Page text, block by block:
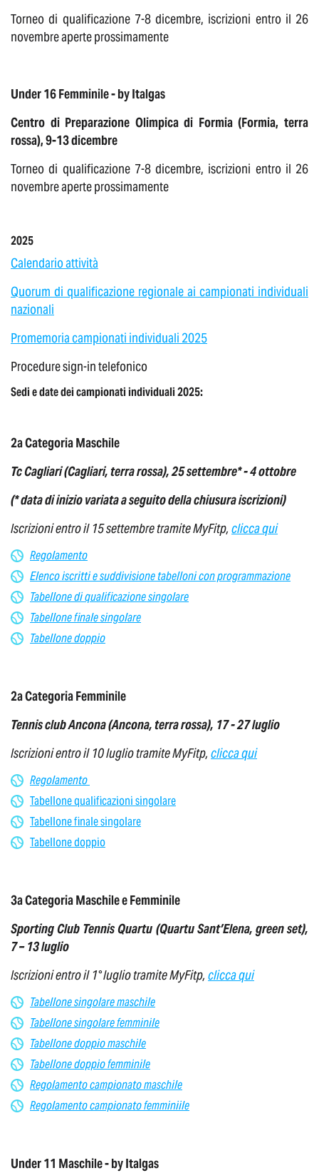
Torneo di qualificazione 7-8 dicembre, iscrizioni entro il 26
novembre aperte prossimamente
Under 16 Femminile - by Italgas
Centro di Preparazione Olimpica di Formia (Formia, terra
rossa), 9-13 dicembre
Torneo di qualificazione 7-8 dicembre, iscrizioni entro il 26
novembre aperte prossimamente
2025
Calendario attività
Quorum di qualificazione regionale ai campionati individuali
nazionali
Promemoria campionati individuali 2025
Procedure sign-in telefonico
Sedi e date dei campionati individuali 2025:
2a Categoria Maschile
Tc Cagliari (Cagliari, terra rossa), 25 settembre* - 4 ottobre
(* data di inizio variata a seguito della chiusura iscrizioni)
Iscrizioni entro il 15 settembre tramite MyFitp, clicca qui
Regolamento
Elenco iscritti e suddivisione tabelloni con programmazione
Tabellone di qualificazione singolare
Tabellone finale singolare
Tabellone doppio
2a Categoria Femminile
Tennis club Ancona (Ancona, terra rossa), 17 - 27 luglio
Iscrizioni entro il 10 luglio tramite MyFitp, clicca qui
Regolamento
Tabellone qualificazioni singolare
Tabellone finale singolare
Tabellone doppio
3a Categoria Maschile e Femminile
Sporting Club Tennis Quartu (Quartu Sant’Elena, green set),
7 – 13 luglio
Iscrizioni entro il 1° luglio tramite MyFitp, clicca qui
Tabellone singolare maschile
Tabellone singolare femminile
Tabellone doppio maschile
Tabellone doppio femminile
Regolamento campionato maschile
Regolamento campionato femminiile
Under 11 Maschile - by Italgas